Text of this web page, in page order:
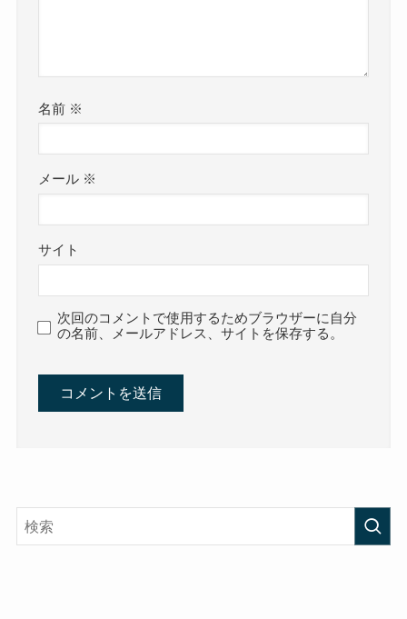
名前 ※
メール ※
サイト
次回のコメントで使用するためブラウザーに自分
の名前、メールアドレス、サイトを保存する。